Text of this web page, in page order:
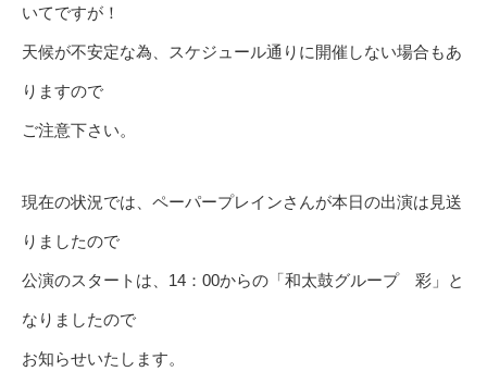
いてですが！
天候が不安定な為、スケジュール通りに開催しない場合もあ
りますので
ご注意下さい。
現在の状況では、ペーパープレインさんが本日の出演は見送
りましたので
公演のスタートは、14：00からの「和太鼓グループ 彩」と
なりましたので
お知らせいたします。